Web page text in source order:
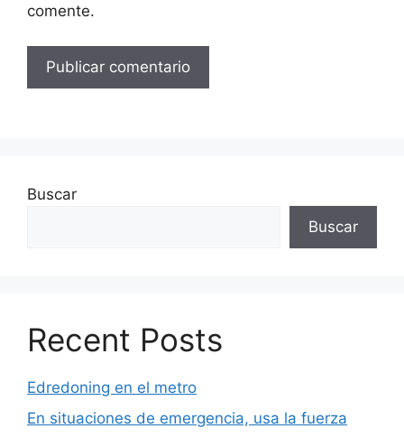
comente.
Buscar
Buscar
Recent Posts
Edredoning en el metro
En situaciones de emergencia, usa la fuerza